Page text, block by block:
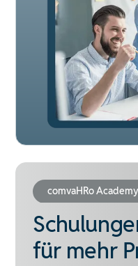
comvaHRo Academy
für mehr